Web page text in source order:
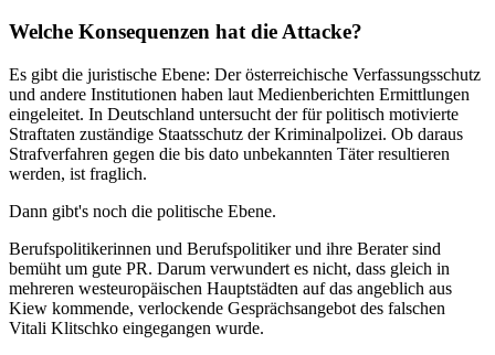
Welche Konsequenzen hat die Attacke?
Es gibt die juristische Ebene: Der österreichische Verfassungsschutz
und andere Institutionen haben laut Medienberichten Ermittlungen
eingeleitet. In Deutschland untersucht der für politisch motivierte
Straftaten zuständige Staatsschutz der Kriminalpolizei. Ob daraus
Strafverfahren gegen die bis dato unbekannten Täter resultieren
werden, ist fraglich.
Dann gibt's noch die politische Ebene.
Berufspolitikerinnen und Berufspolitiker und ihre Berater sind
bemüht um gute PR. Darum verwundert es nicht, dass gleich in
mehreren westeuropäischen Hauptstädten auf das angeblich aus
Kiew kommende, verlockende Gesprächsangebot des falschen
Vitali Klitschko eingegangen wurde.